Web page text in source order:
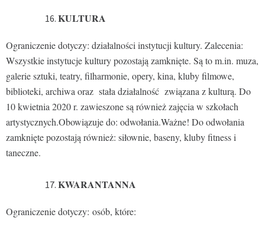
KULTURA
Ograniczenie dotyczy: działalności instytucji kultury. Zalecenia:
Wszystkie instytucje kultury pozostają zamknięte. Są to m.in. muza,
galerie sztuki, teatry, filharmonie, opery, kina, kluby filmowe,
biblioteki, archiwa oraz stała działalność związana z kulturą. Do
10 kwietnia 2020 r. zawieszone są również zajęcia w szkołach
artystycznych.Obowiązuje do: odwołania.Ważne! Do odwołania
zamknięte pozostają również: siłownie, baseny, kluby fitness i
taneczne.
KWARANTANNA
Ograniczenie dotyczy: osób, które: